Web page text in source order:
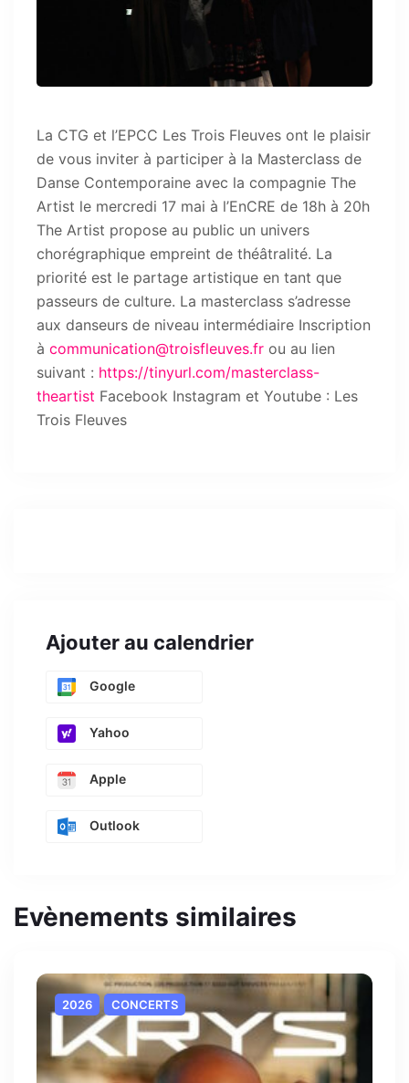
La CTG et l’EPCC Les Trois Fleuves ont le plaisir
de vous inviter à participer à la Masterclass de
Danse Contemporaine avec la compagnie The
Artist le mercredi 17 mai à l’EnCRE de 18h à 20h
The Artist propose au public un univers
chorégraphique empreint de théâtralité. La
priorité est le partage artistique en tant que
passeurs de culture. La masterclass s’adresse
aux danseurs de niveau intermédiaire Inscription
à communication@troisfleuves.fr ou au lien
suivant : https://tinyurl.com/masterclass-
theartist Facebook Instagram et Youtube : Les
Trois Fleuves
Ajouter au calendrier
Google
Yahoo
Apple
Outlook
Evènements similaires
2026 CONCERTS